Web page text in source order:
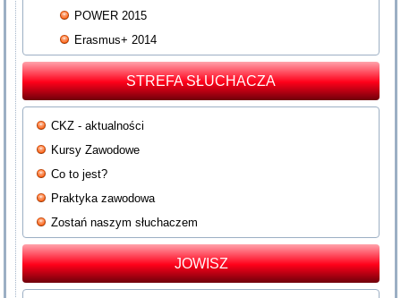
POWER 2015
Erasmus+ 2014
STREFA SŁUCHACZA
CKZ - aktualności
Kursy Zawodowe
Co to jest?
Praktyka zawodowa
Zostań naszym słuchaczem
JOWISZ